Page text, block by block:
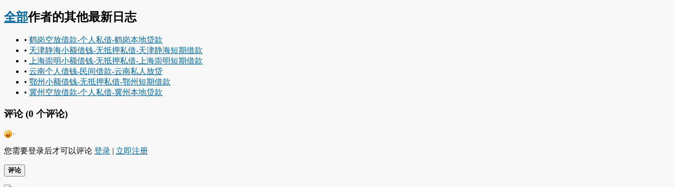
全部作者的其他最新日志
• 鹤岗空放借款-个人私借-鹤岗本地贷款
• 天津静海小额借钱-无抵押私借-天津静海短期借款
•
上海崇明小额借钱-无抵押私借-上海崇明短期借款
• 云南个人借钱-民间借款-云南私人放贷
• 鄂州小额借钱-无抵押私借-鄂州短期借款
• 冀州空放借款-个人私借-冀州本地贷款
评论 (0 个评论)
您需要登录后才可以评论 登录 | 立即注册
评论